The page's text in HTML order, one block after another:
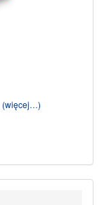
(więcej…)